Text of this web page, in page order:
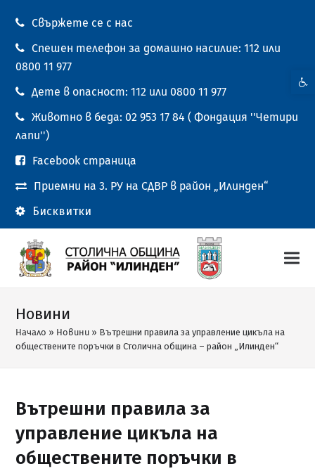
Свържете се с нас
Спешен телефон за домашно насилие: 112 или
0800 11 977
Дете в опасност: 112 или 0800 11 977
Животно в беда: 02 953 17 84 ( Фондация ''Четири
лапи'')
Facebook страница
Приемни на 3. РУ на СДВР в район „Илинден“
Бисквитки
Новини
Начало » Новини » Вътрешни правила за управление цикъла на
обществените поръчки в Столична община – район „Илинден“
Вътрешни правила за
управление цикъла на
обществените поръчки в